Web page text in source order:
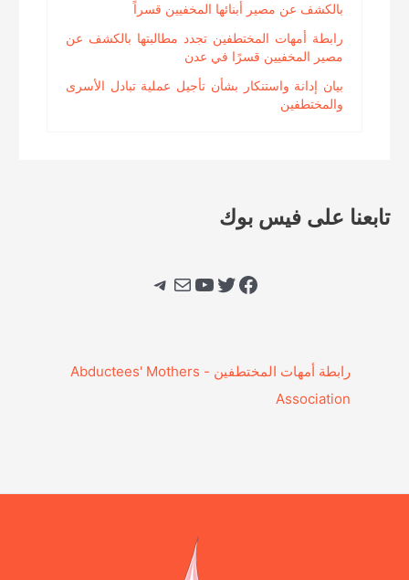
بالكشف عن مصير أبنائها المخفيين قسراً
رابطة أمهات المختطفين تجدد مطالبتها بالكشف عن
مصير المخفيين قسرًا في عدن
بيان إدانة واستنكار بشأن تأجيل عملية تبادل الأسرى
والمختطفين
تابعنا على فيس بوك
فيسبوك تويتر يوتيوببريد تيليجرام
‎رابطة أمهات المختطفين - Abductees' Mothers
Association‎